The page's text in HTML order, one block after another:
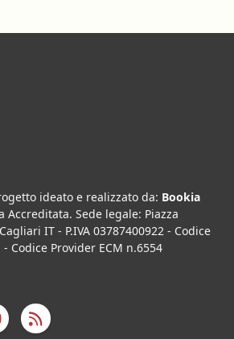
ideato e realizzato da: Bookia
Accreditata. Sede legale: Piazza
Cagliari IT - P.IVA 03787400922 - Codice
- Codice Provider ECM n.6554